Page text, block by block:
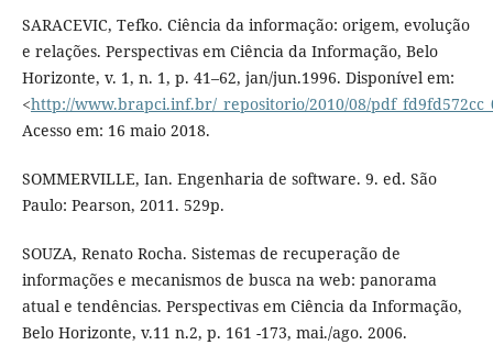
SARACEVIC, Tefko. Ciência da informação: origem, evolução
e relações. Perspectivas em Ciência da Informação, Belo
Horizonte, v. 1, n. 1, p. 41–62, jan/jun.1996. Disponível em:
<http://www.brapci.inf.br/_repositorio/2010/08/
Acesso em: 16 maio 2018.
SOMMERVILLE, Ian. Engenharia de software. 9. ed. São
Paulo: Pearson, 2011. 529p.
SOUZA, Renato Rocha. Sistemas de recuperação de
informações e mecanismos de busca na web: panorama
atual e tendências. Perspectivas em Ciência da Informação,
Belo Horizonte, v.11 n.2, p. 161 -173, mai./ago. 2006.